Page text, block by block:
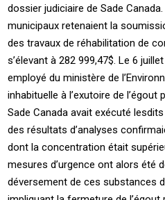
dossier judiciaire de Sade
municipaux retenaient la
des travaux de réhabilitation de
s’élevant à 282 999,47$. Le 6
employé du ministère de
inhabituelle à l’exutoire de l’égout
Sade Canada avait exécuté
des résultats d’analyses
dont la concentration était
mesures d’urgence ont alors été
déversement de ces substances